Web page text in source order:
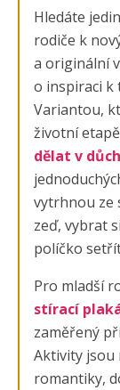
Hledáte
rodiče k
a originální
o inspiraci k
Variantou,
životní
dělat v
vytrhnou ze
zeď, vybrat
políčko
Pro mladší
stírací
zaměřený
Aktivity jsou
romantiky,